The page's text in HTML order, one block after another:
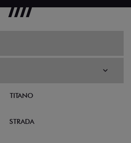
TITANO
STRADA